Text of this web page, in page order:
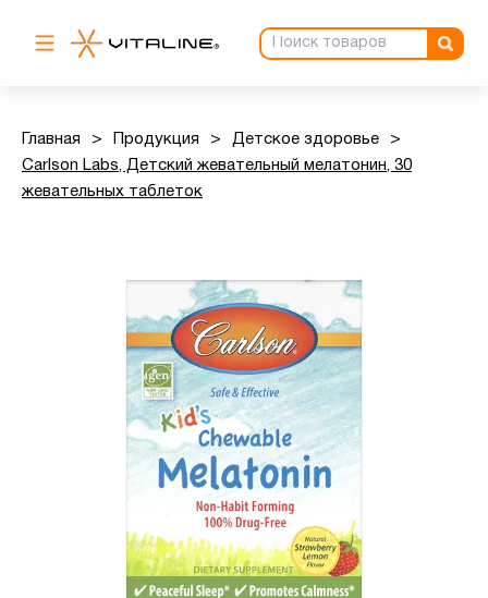
Главная > Продукция > Детское здоровье
>
Carlson Labs, Детский жевательный мелатонин, 30
жевательных таблеток